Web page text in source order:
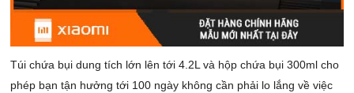
Túi chứa bụi dung tích lớn lên tới 4.2L và hộp chứa bụi 300ml cho
phép bạn tận hưởng tới 100 ngày không cần phải lo lắng về việc